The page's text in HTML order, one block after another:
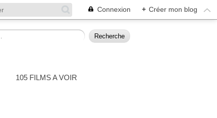
Connexion + Créer mon blog
105 FILMS A VOIR